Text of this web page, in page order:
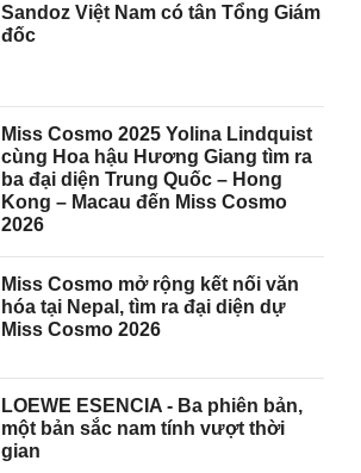
Sandoz Việt Nam có tân Tổng Giám
đốc
Miss Cosmo 2025 Yolina Lindquist
cùng Hoa hậu Hương Giang tìm ra
ba đại diện Trung Quốc – Hong
Kong – Macau đến Miss Cosmo
2026
Miss Cosmo mở rộng kết nối văn
hóa tại Nepal, tìm ra đại diện dự
Miss Cosmo 2026
LOEWE ESENCIA - Ba phiên bản,
một bản sắc nam tính vượt thời
gian